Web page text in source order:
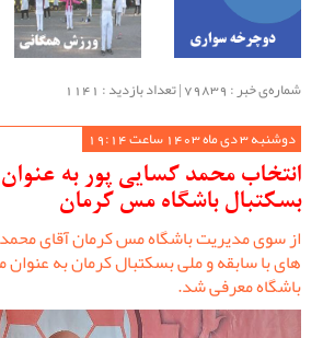
شماره‌ی خبر : ‌79839 | تعداد بازدید : 1141
دوشنبه 3 دی ماه 1403 ساعت 19:14
انتخاب محمد کسایی پور به
بسکتبال باشگاه مس کرمان
از سوی مدیریت باشگاه مس کرمان آقای
های با سابقه و ملی بسکتبال کرمان به عنوان
باشگاه معرفی شد.